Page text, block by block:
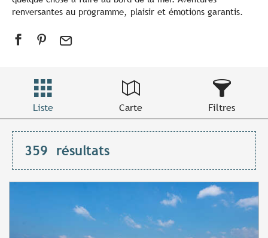
renversantes au programme, plaisir et émotions garantis.
Liste Carte Filtres
359 résultats